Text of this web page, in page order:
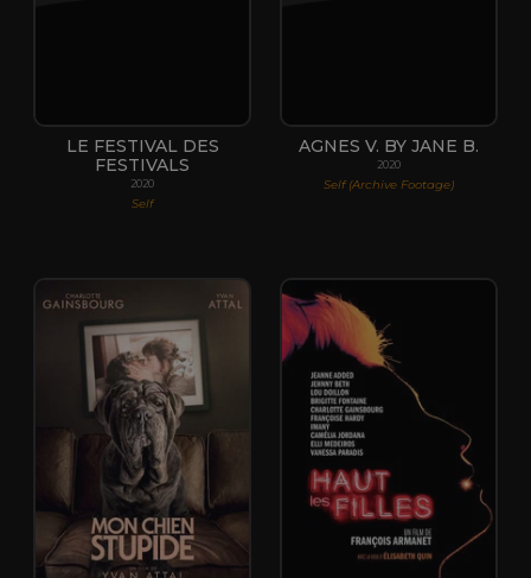
LE FESTIVAL DES
FESTIVALS
2020
Self
AGNES V. BY JANE B.
2020
Self (Archive Footage)